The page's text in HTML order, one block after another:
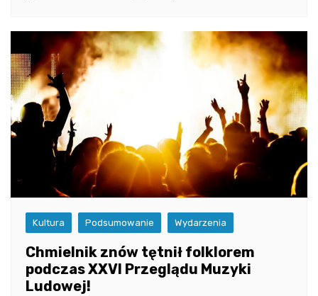
Kultura Podsumowanie Wydarzenia
Chmielnik znów tętnił folklorem
podczas XXVI Przeglądu Muzyki
Ludowej!